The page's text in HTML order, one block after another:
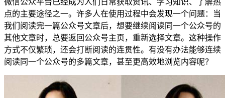
点的主要途径之一。许多人在使用过程中会发现一个问题：当
我们阅读完一篇公众号文章后，想要继续阅读同一个公众号的
其他文章时，总要返回公众号主页，重新选择文章。这种操作
方式不仅繁琐，还会打断阅读的连贯性。有没有办法能够连续
阅读同一个公众号的多篇文章，甚至更高效地浏览内容呢？